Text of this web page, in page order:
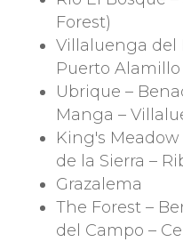
Forest)
Villaluenga del
Puerto Alamillo
Ubrique –
Manga –
King's Meadow
de la Sierra –
Grazalema
The Forest –
del Campo –